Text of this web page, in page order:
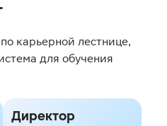
карьерной лестнице,
для обучения
Директор